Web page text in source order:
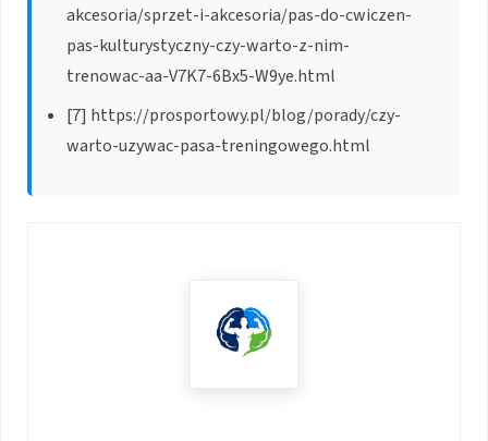
akcesoria/sprzet-i-akcesoria/pas-do-cwiczen-
pas-kulturystyczny-czy-warto-z-nim-
trenowac-aa-V7K7-6Bx5-W9ye.html
[7] https://prosportowy.pl/blog/porady/czy-
warto-uzywac-pasa-treningowego.html